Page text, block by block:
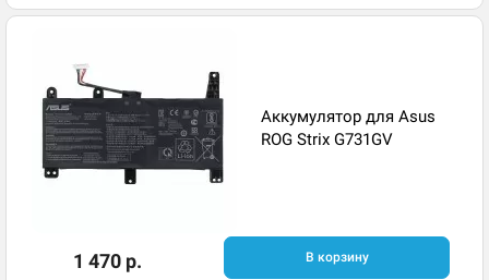
Аккумулятор для Asus
ROG Strix G731GV
1 470 р. В корзину